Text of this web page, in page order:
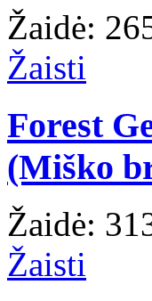
Žaidė:
Žaisti
Forest
(Miško
Žaidė:
Žaisti